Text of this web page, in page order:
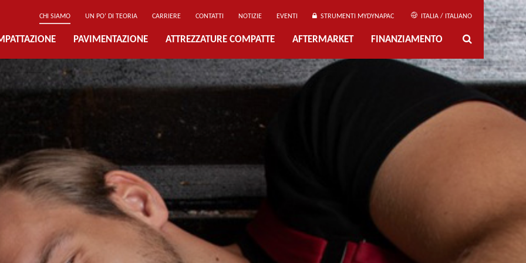
CHI SIAMO UN PO’ DI TEORIA CARRIERE CONTATTI NOTIZIE EVENTI STRUMENTI MYDYNAPAC ITALIA / ITALIANO
PAVIMENTAZIONE ATTREZZATURE COMPATTE AFTERMARKET FINANZIAMENTO